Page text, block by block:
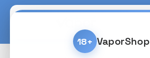
Zum Hauptinhalt springen
18+ VaporShop